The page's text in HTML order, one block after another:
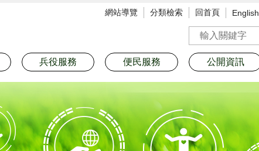
網站導覽 分類檢索 回首頁 English
搜尋
兵役服務 便民服務 公開資訊